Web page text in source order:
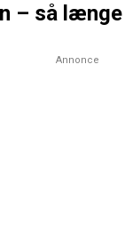
– så længe
Annonce